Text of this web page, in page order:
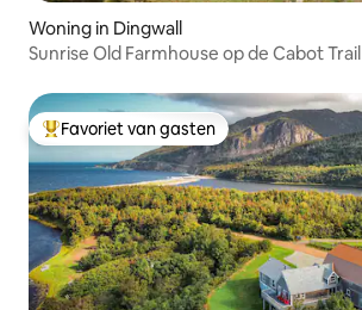
Woning in Dingwall
Sunrise Old Farmhouse op de Cabot Trail
Topfavoriet van gasten
Favoriet van gasten